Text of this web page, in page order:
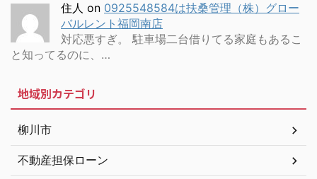
住人 on 0925548584は扶桑管理（株）グロー
バルレント福岡南店
対応悪すぎ。 駐車場二台借りてる家庭もあるこ
と知ってるのに、…
地域別カテゴリ
柳川市
不動産担保ローン